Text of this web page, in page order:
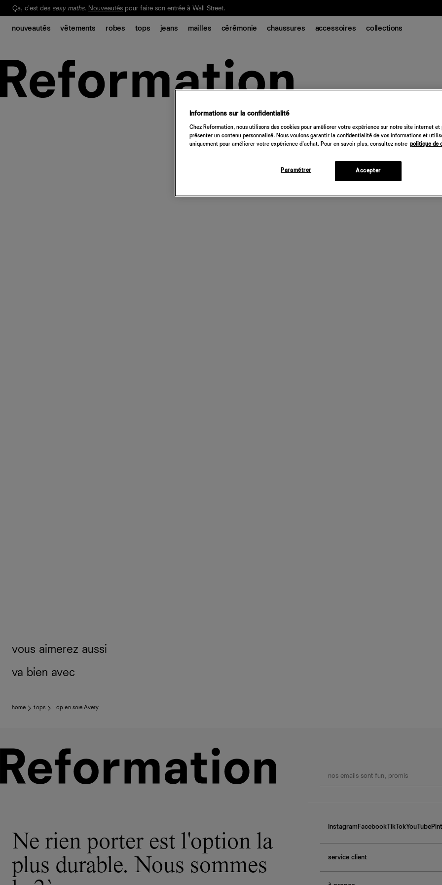
Notre Bilan Responsable 2025 est ici. Lisez-le
Ça, c'est des sexy maths. Nouveautés pour faire son entrée à Wall Street.
nouveautés vêtements robes tops jeans mailles cérémonie chaussures accessoires collections
vous aimerez aussi
va bien avec
home tops Top en soie Avery
Ne rien porter est l'option la
plus durable. Nous sommes
Instagram FacebookTikTokYouTube
service client
Informations sur la confidentialité
Chez Reformation, nous utilisons des cookies pour améliorer votre expérience sur notre site internet et
présenter un contenu personnalisé. Nous voulons garantir la confidentialité de vos informations et
uniquement pour améliorer votre expérience d'achat. Pour en savoir plus, consultez notre politique de
Paramétrer Accepter